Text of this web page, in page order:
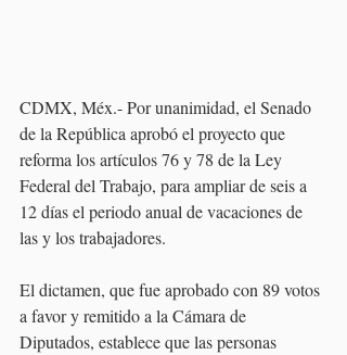
CDMX, Méx.- Por unanimidad, el Senado
de la República aprobó el proyecto que
reforma los artículos 76 y 78 de la Ley
Federal del Trabajo, para ampliar de seis a
12 días el periodo anual de vacaciones de
las y los trabajadores.
El dictamen, que fue aprobado con 89 votos
a favor y remitido a la Cámara de
Diputados, establece que las personas